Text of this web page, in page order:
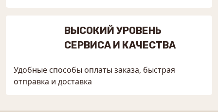
ВЫСОКИЙ УРОВЕНЬ
СЕРВИСА И КАЧЕСТВА
Удобные способы оплаты заказа, быстрая
отправка и доставка